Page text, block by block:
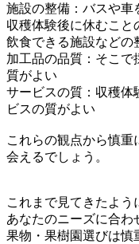
施設の整備：バスや車
収穫体験後に休むこと
飲食できる施設などの
加工品の品質：そこで
質がよい
サービスの質：収穫体
ビスの質がよい
これらの観点から慎重
会えるでしょう。
これまで見てきたよう
あなたのニーズに合わ
果物・果樹園選びは慎